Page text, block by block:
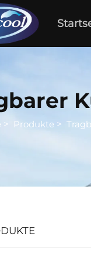
> Produkte >